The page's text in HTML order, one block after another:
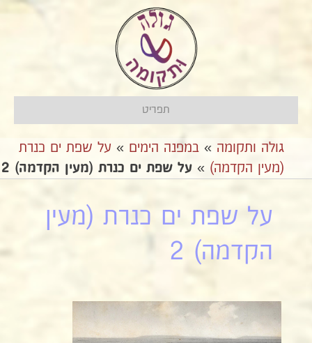
תפריט
גולה ותקומה » במפנה הימים » על שפת ים כנרת
(מעין הקדמה) » על שפת ים כנרת (מעין הקדמה) 2
על שפת ים כנרת (מעין
הקדמה) 2